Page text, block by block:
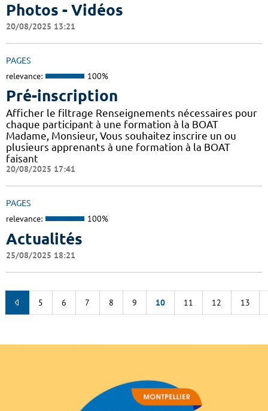
Photos - Vidéos
20/08/2025 13:21
PAGES
relevance: 100%
Pré-inscription
Afficher le filtrage Renseignements nécessaires pour
chaque participant à une formation à la BOAT
Madame, Monsieur, Vous souhaitez inscrire un ou
plusieurs apprenants à une formation à la BOAT
faisant
20/08/2025 17:41
PAGES
relevance: 100%
Actualités
25/08/2025 18:21
5 6 7 8 9 10 11 12 13